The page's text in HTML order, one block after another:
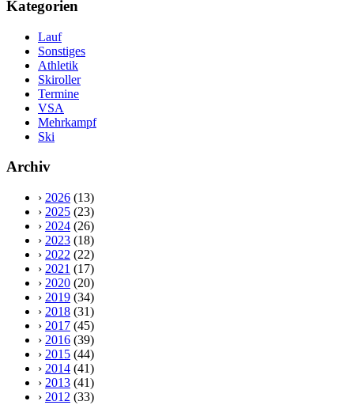
Kategorien
Lauf
Sonstiges
Athletik
Skiroller
Termine
VSA
Mehrkampf
Ski
Archiv
› 2026 (13)
› 2025 (23)
› 2024 (26)
› 2023 (18)
› 2022 (22)
› 2021 (17)
› 2020 (20)
› 2019 (34)
› 2018 (31)
› 2017 (45)
› 2016 (39)
› 2015 (44)
› 2014 (41)
› 2013 (41)
› 2012 (33)